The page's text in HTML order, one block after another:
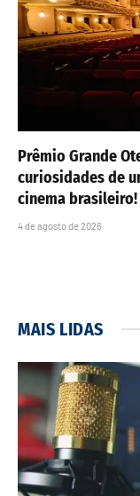
Prêmio Grande
curiosidades de
cinema brasileiro!
4 de agosto de 2026
MAIS LIDAS